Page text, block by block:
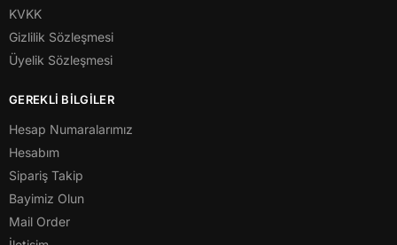
KVKK
Gizlilik Sözleşmesi
Üyelik Sözleşmesi
GEREKLİ BİLGİLER
Hesap Numaralarımız
Hesabım
Sipariş Takip
Bayimiz Olun
Mail Order